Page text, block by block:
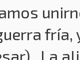
fría,
. La